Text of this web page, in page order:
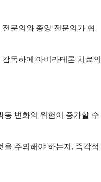
문의와 종양 전문의가 협
독하에 아비라테론 치료의
동 변화의 위험이 증가할 수
을 주의해야 하는지, 즉각적